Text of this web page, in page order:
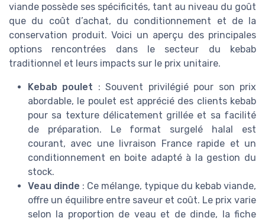
viande possède ses spécificités, tant au niveau du goût
que du coût d’achat, du conditionnement et de la
conservation produit. Voici un aperçu des principales
options rencontrées dans le secteur du kebab
traditionnel et leurs impacts sur le prix unitaire.
Kebab poulet : Souvent privilégié pour son prix
abordable, le poulet est apprécié des clients kebab
pour sa texture délicatement grillée et sa facilité
de préparation. Le format surgelé halal est
courant, avec une livraison France rapide et un
conditionnement en boite adapté à la gestion du
stock.
Veau dinde : Ce mélange, typique du kebab viande,
offre un équilibre entre saveur et coût. Le prix varie
selon la proportion de veau et de dinde, la fiche